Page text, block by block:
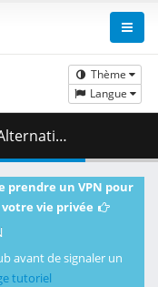
Thème
Langue
( 457.76 MB )
prendre un VPN pour
vie privée
avant de signaler un
tutoriel